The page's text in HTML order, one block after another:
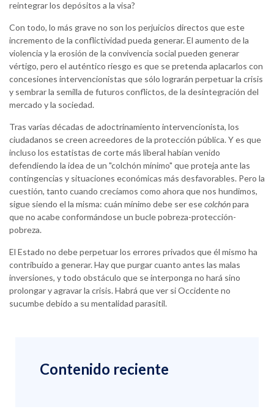
reintegrar los depósitos a la visa?
Con todo, lo más grave no son los perjuicios directos que este
incremento de la conflictividad pueda generar. El aumento de la
violencia y la erosión de la convivencia social pueden generar
vértigo, pero el auténtico riesgo es que se pretenda aplacarlos con
concesiones intervencionistas que sólo lograrán perpetuar la crisis
y sembrar la semilla de futuros conflictos, de la desintegración del
mercado y la sociedad.
Tras varias décadas de adoctrinamiento intervencionista, los
ciudadanos se creen acreedores de la protección pública. Y es que
incluso los estatistas de corte más liberal habían venido
defendiendo la idea de un "colchón mínimo" que proteja ante las
contingencias y situaciones económicas más desfavorables. Pero la
cuestión, tanto cuando crecíamos como ahora que nos hundimos,
sigue siendo el la misma: cuán mínimo debe ser esecolchónpara
que no acabe conformándose un bucle pobreza-protección-
pobreza.
El Estado no debe perpetuar los errores privados que él mismo ha
contribuido a generar. Hay que purgar cuanto antes las malas
inversiones, y todo obstáculo que se interponga no hará sino
prolongar y agravar la crisis. Habrá que ver si Occidente no
sucumbe debido a su mentalidad parasitil.
Contenido reciente